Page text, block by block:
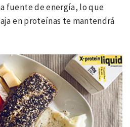
fuente de energía, lo que
en proteínas te mantendrá